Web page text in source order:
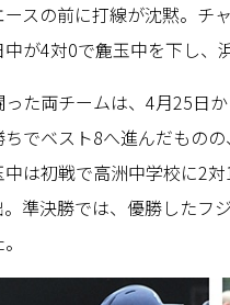
ースの前に打線が沈黙。チ
中が4対0で麁玉中を下し、
った両チームは、4月25日
ちでベスト8へ進んだもの
は初戦で高洲中学校に2
。準決勝では、優勝したフ